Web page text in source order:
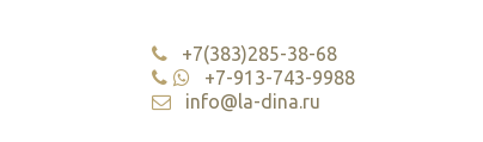
+7(383)285-38-68
+7-913-743-9988
info@la-dina.ru